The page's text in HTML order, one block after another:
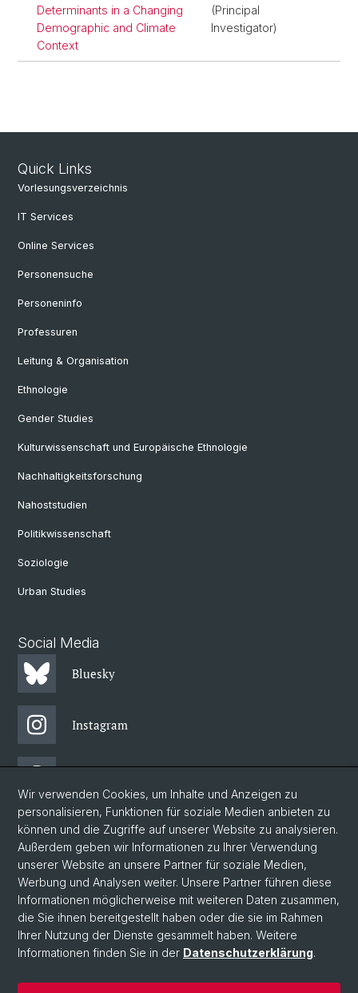
Determinants in a Changing
Demographic and Climate
Context
(Principal
Investigator)
Quick Links
Vorlesungsverzeichnis
IT Services
Online Services
Personensuche
Personeninfo
Professuren
Leitung & Organisation
Ethnologie
Gender Studies
Kulturwissenschaft und Europäische Ethnologie
Nachhaltigkeitsforschung
Nahoststudien
Politikwissenschaft
Soziologie
Urban Studies
Social Media
Bluesky
Instagram
Facebook
Newsletter
© Universität Basel
Philosophisch-Historische Fakultät
Home
Wir verwenden Cookies, um Inhalte und Anzeigen zu
personalisieren, Funktionen für soziale Medien anbieten zu
können und die Zugriffe auf unserer Website zu analysieren.
Außerdem geben wir Informationen zu Ihrer Verwendung
unserer Website an unsere Partner für soziale Medien,
Werbung und Analysen weiter. Unsere Partner führen diese
Informationen möglicherweise mit weiteren Daten zusammen,
die Sie ihnen bereitgestellt haben oder die sie im Rahmen
Ihrer Nutzung der Dienste gesammelt haben. Weitere
Informationen finden Sie in der Datenschutzerklärung.